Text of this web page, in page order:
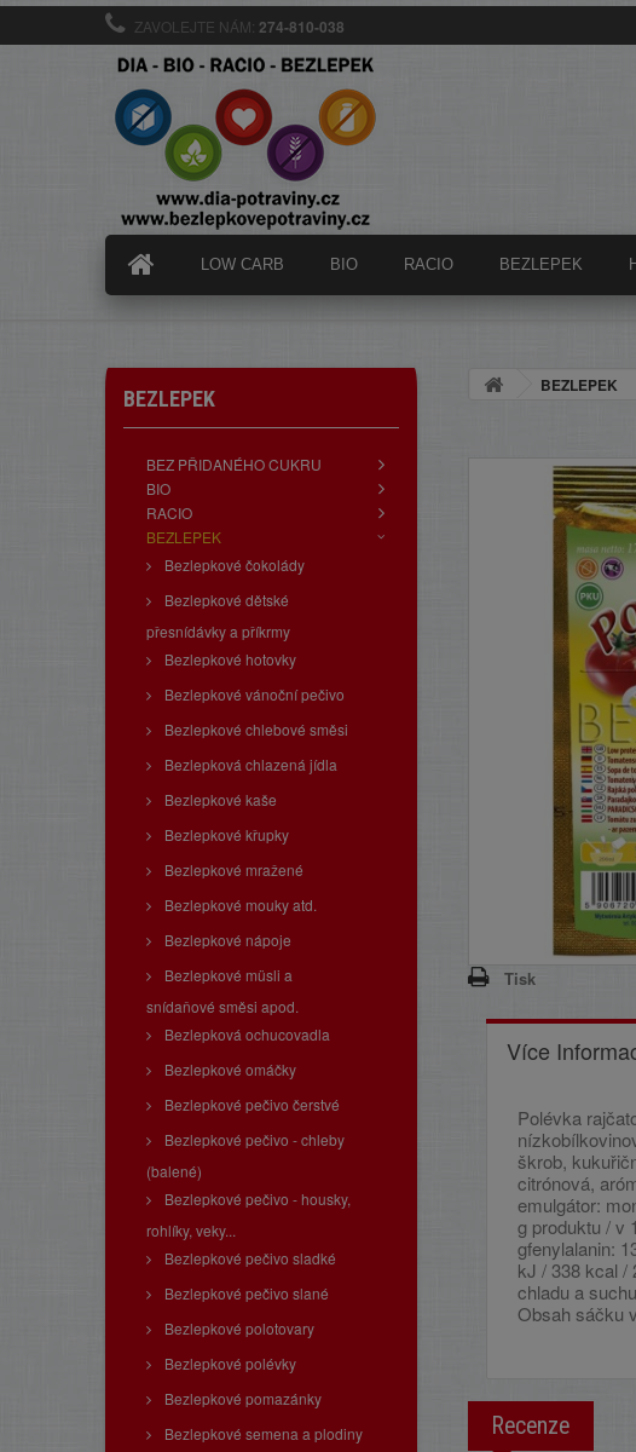
ZAVOLEJTE NÁM: 274-810-038
LOW CARB BIO RACIO BEZLEPEK
BEZLEPEK
BEZ PŘIDANÉHO CUKRU
BIO
RACIO
BEZLEPEK
Bezlepkové čokolády
Bezlepkové dětské
přesnídávky a příkrmy
Bezlepkové hotovky
Bezlepkové vánoční pečivo
Bezlepkové chlebové směsi
Bezlepková chlazená jídla
Bezlepkové kaše
Bezlepkové křupky
Bezlepkové mražené
Bezlepkové mouky atd.
Bezlepkové nápoje
Bezlepkové müsli a
snídaňové směsi apod.
Bezlepková ochucovadla
Bezlepkové omáčky
Bezlepkové pečivo čerstvé
Bezlepkové pečivo - chleby
(balené)
Bezlepkové pečivo - housky,
rohlíky, veky...
Bezlepkové pečivo sladké
Bezlepkové pečivo slané
Bezlepkové polotovary
Bezlepkové polévky
Bezlepkové pomazánky
Bezlepkové semena a plodiny
BEZLEPEK
Tisk
Více
Polévka
škrob,
citrónová,
emulgátor:
g produktu / v
gfenylalanin:
kJ / 338 kcal /
chladu a
Obsah sáčku
Recenze